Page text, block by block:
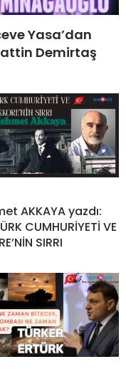
Yasa’dan
Demirtaş
AKKAYA yazdı:
CUMHURİYETİ VE
SIRRI